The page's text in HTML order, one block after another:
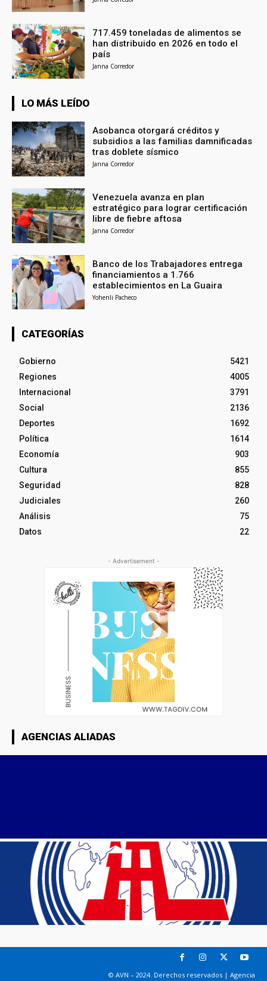
717.459 toneladas de alimentos se
han distribuido en 2026 en todo el
país
Janna Corredor
LO MÁS LEÍDO
Asobanca otorgará créditos y
subsidios a las familias damnificadas
tras doblete sísmico
Janna Corredor
Venezuela avanza en plan
estratégico para lograr certificación
libre de fiebre aftosa
Janna Corredor
Banco de los Trabajadores entrega
financiamientos a 1.766
establecimientos en La Guaira
Yohenli Pacheco
CATEGORÍAS
Gobierno
5421
Regiones
4005
Internacional
3791
Social
2136
Deportes
1692
Política
1614
Economía
903
Cultura
855
Seguridad
828
Judiciales
260
Análisis
75
Datos
22
- Advertisement -
AGENCIAS ALIADAS
© AVN – 2024. Derechos reservados | Agencia